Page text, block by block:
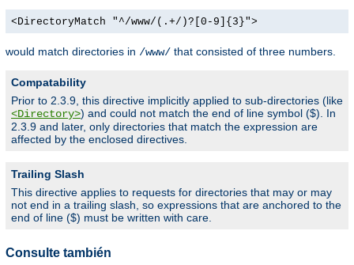
<DirectoryMatch "^/www/(.+/)?[0-9]{3}">
would match directories in /www/ that consisted of three numbers.
Compatability
Prior to 2.3.9, this directive implicitly applied to sub-directories (like
<Directory>) and could not match the end of line symbol ($). In
2.3.9 and later, only directories that match the expression are
affected by the enclosed directives.
Trailing Slash
This directive applies to requests for directories that may or may
not end in a trailing slash, so expressions that are anchored to the
end of line ($) must be written with care.
Consulte también